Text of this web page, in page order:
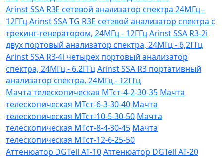
Arinst SSA R3Е сетевой анализатор спектра 24МГц -
12ГГцArinst SSA TG R3Е сетевой анализатор спектра с
трекинг-генератором, 24МГц - 12ГГцArinst SSA R3-2i
двух портовый анализатор спектра, 24МГц - 6,2ГГц
Arinst SSA R3-4i четырех портовый анализатор
спектра, 24МГц - 6.2ГГцArinst SSA R3 портативный
анализатор спектра, 24МГц - 12ГГц
Мачта телескопическая МТст-4-2-30-35 Мачта
телескопическая МТст-6-3-30-40 Мачта
телескопическая МТст-10-5-30-50 Мачта
телескопическая МТст-8-4-30-45 Мачта
телескопическая МТст-12-6-25-50
Аттенюатор DGTell AT-10Аттенюатор DGTell AT-20